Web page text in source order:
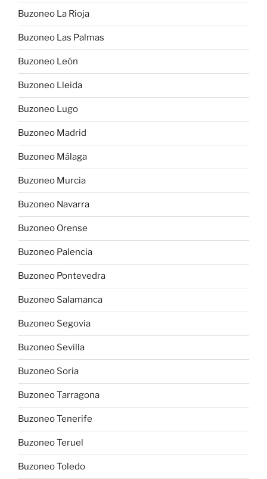
Buzoneo La Rioja
Buzoneo Las Palmas
Buzoneo León
Buzoneo Lleida
Buzoneo Lugo
Buzoneo Madrid
Buzoneo Málaga
Buzoneo Murcia
Buzoneo Navarra
Buzoneo Orense
Buzoneo Palencia
Buzoneo Pontevedra
Buzoneo Salamanca
Buzoneo Segovia
Buzoneo Sevilla
Buzoneo Soria
Buzoneo Tarragona
Buzoneo Tenerife
Buzoneo Teruel
Buzoneo Toledo